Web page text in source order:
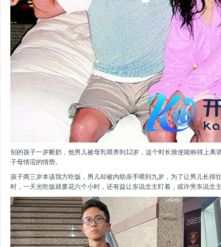
别的孩子一岁断奶，他男儿被母乳喂养到12岁，这个时长致使能称得上离
子母情谊的情势。
孩子两三岁本该我方吃饭，男儿却被内助亲手喂到九岁，为了让男儿长得
时，一天光吃饭就要花六个小时，还有益让东说念主盯着，或许旁东说念